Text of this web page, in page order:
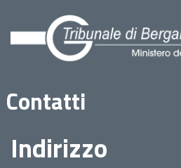
Contatti
Indirizzo